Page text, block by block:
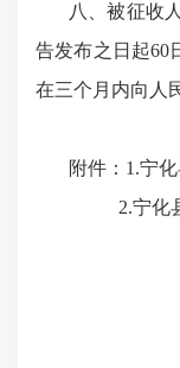
八、被征收
告发布之日起60
在三个月内向人
附件：1.宁
2.宁化